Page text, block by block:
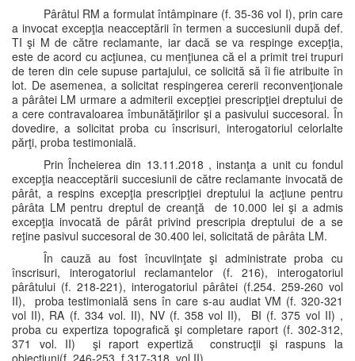
Pârâtul RM a formulat întâmpinare (f. 35-36 vol I), prin care
a invocat excepţia neacceptării în termen a succesiunii după def.
TI şi M de către reclamante, iar dacă se va respinge excepţia,
este de acord cu acţiunea, cu menţiunea că el a primit trei trupuri
de teren din cele supuse partajului, ce solicită să îi fie atribuite în
lot. De asemenea, a solicitat respingerea cererii reconvenţionale
a pârâtei LM urmare a admiterii excepţiei prescripţiei dreptului de
a cere contravaloarea îmbunătăţirilor şi a pasivului succesoral. În
dovedire, a solicitat proba cu înscrisuri, interogatoriul celorlalte
părţi, proba testimonială.
Prin Încheierea din 13.11.2018 , instanţa a unit cu fondul
excepţia neacceptării succesiunii de către reclamante invocată de
pârât, a respins excepţia prescripţiei dreptului la acţiune pentru
pârâta LM pentru dreptul de creanţă de 10.000 lei şi a admis
excepţia invocată de pârât privind prescripia dreptului de a se
reţine pasivul succesoral de 30.400 lei, solicitată de pârâta LM.
În cauză au fost încuviinţate şi administrate proba cu
înscrisuri, interogatoriul reclamantelor (f. 216), interogatoriul
pârâtului (f. 218-221), interogatoriul pârâtei (f.254. 259-260 vol
II), proba testimonială sens în care s-au audiat VM (f. 320-321
vol II), RA (f. 334 vol. II), NV (f. 358 vol II), BI (f. 375 vol II) ,
proba cu expertiza topografică şi completare raport (f. 302-312,
371 vol. II) şi raport expertiză construcţii şi raspuns la
obiecţiuni(f. 246-253, f.317-318 vol II).